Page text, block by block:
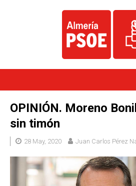
OPINIÓN. Moreno
sin timón
28 May, 2020 Juan Carlos Pérez